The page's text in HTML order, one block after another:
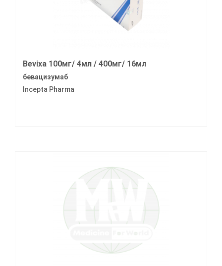
Bevixa 100мг/ 4мл / 400мг/ 16мл
бевацизумаб
Incepta Pharma